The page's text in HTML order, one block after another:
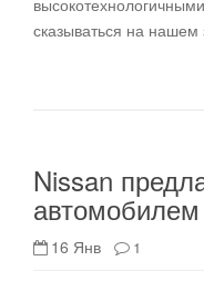
сказываться на нашем
Nissan
16 Янв 1